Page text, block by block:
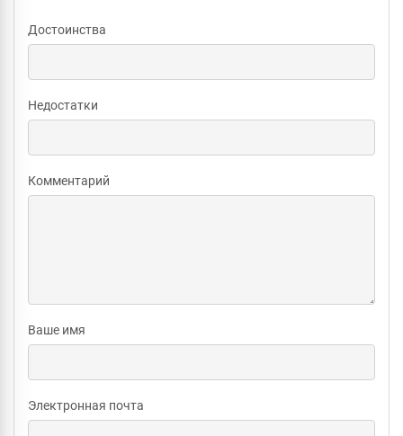
Достоинства
Недостатки
Комментарий
Ваше имя
Электронная почта